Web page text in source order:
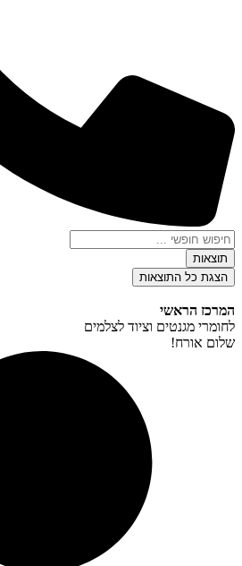
כל התוצאות
הראשי
מגנטים וציוד לצלמים
אורח!